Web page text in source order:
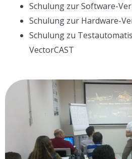
Schulung zur Software-
Schulung zur Hardware-
Schulung zu
VectorCAST